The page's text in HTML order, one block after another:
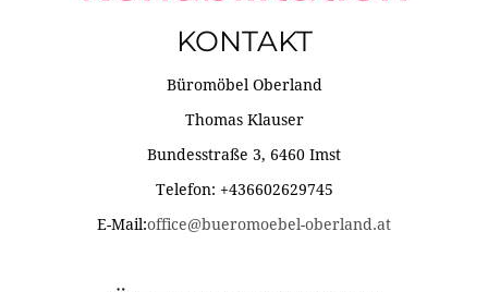
KONTAKT
Büromöbel Oberland
Thomas Klauser
Bundesstraße 3, 6460 Imst
Telefon: +436602629745
E-Mail:office@bueromoebel-oberland.at